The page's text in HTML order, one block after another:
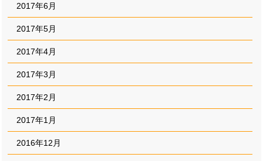
2017年6月
2017年5月
2017年4月
2017年3月
2017年2月
2017年1月
2016年12月